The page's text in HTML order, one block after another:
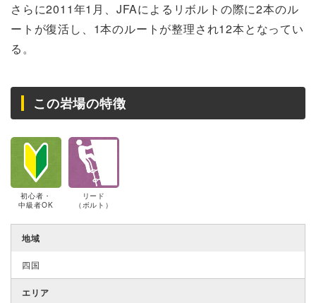
さらに2011年1月、JFAによるリボルトの際に2本のル
ートが復活し、1本のルートが整理され12本となってい
る。
この岩場の特徴
初心者・
中級者OK
リード
（ボルト）
地域
四国
エリア